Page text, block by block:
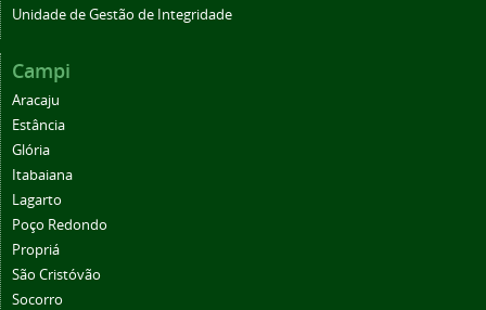
Unidade de Gestão de Integridade
Campi
Aracaju
Estância
Glória
Itabaiana
Lagarto
Poço Redondo
Propriá
São Cristóvão
Socorro